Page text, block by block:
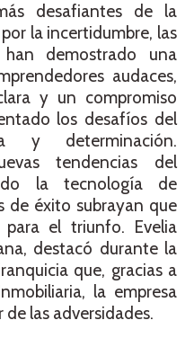
desafiantes de la
la incertidumbre, las
han demostrado una
audaces,
y un compromiso
los desafíos del
y determinación.
tendencias del
la tecnología de
de éxito subrayan que
el triunfo. Evelia
destacó durante la
que, gracias a
la empresa
las adversidades.